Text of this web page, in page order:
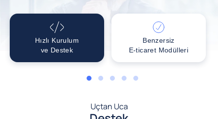
Hızlı Kurulum
ve Destek
Benzersiz
E-ticaret Modülleri
1 2 3 4 5
Uçtan Uca